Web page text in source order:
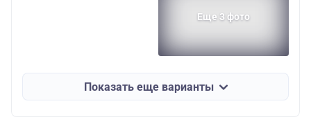
Еще 3 фото
Показать еще варианты